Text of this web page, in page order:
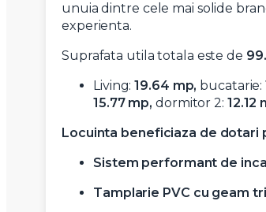
unuia dintre cele mai solide
experienta.
Suprafata utila totala este de
Living:19.64 mp, bucatarie:
15.77 mp, dormitor 2: 12.12
Locuinta beneficiaza de
Sistem performant de
Tamplarie PVC cu geam